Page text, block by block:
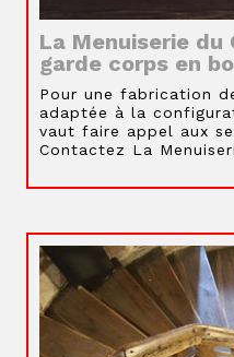
La Menuiserie du
garde corps en
Pour une fabrication
adaptée à la
vaut faire appel aux
Contactez La